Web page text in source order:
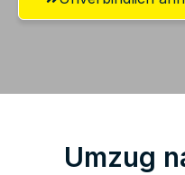
Umzug